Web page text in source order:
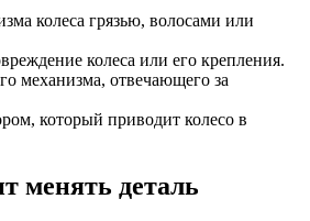
колеса грязью, волосами или
колеса или его крепления.
механизма, отвечающего за
который приводит колесо в
менять деталь